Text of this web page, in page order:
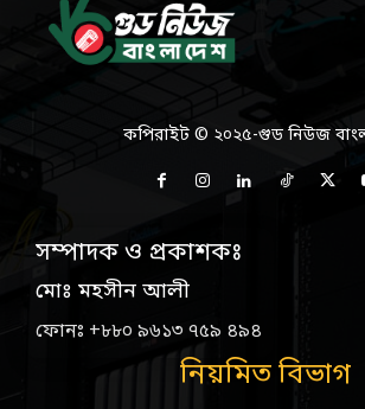
কপিরাইট © ২০২৫-গুড নিউজ
সম্পাদক ও প্রকাশকঃ
মোঃ মহসীন আলী
ফোনঃ +৮৮০ ৯৬১৩ ৭৫৯ ৪৯৪
নিয়মিত বিভাগ